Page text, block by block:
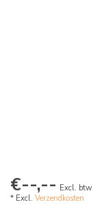
€--,-- Excl. btw
* Excl. Verzendkosten